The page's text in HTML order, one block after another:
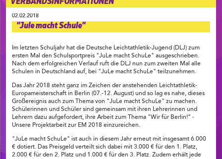
02.02.2018
"Jule macht Schule"
Im letzten Schuljahr hat die Deutsche Leichtathletik-Jugend (DLJ) zum
ersten Mal den Schulsportpreis "JuLe macht SchuLe" ausgeschrieben.
Nach dem erfolgreichen Verlauf ruft die DLJ nun zum zweiten Mal alle
Schulen in Deutschland auf, bei "JuLe macht SchuLe" teilzunehmen.
Das Jahr 2018 steht ganz im Zeichen der anstehenden Leichtathletik-
Europameisterschaft in Berlin (07.-12. August) und so lag es nahe, dieses
Großereignis auch zum Thema von "JuLe macht SchuLe" zu machen.
Schülerinnen und Schüler sind gemeinsam mit ihren Lehrerinnen und
Lehrern dazu aufgefordert, ihre Arbeit zum Thema "Wir für Berlin!“ -
Unsere Projektarbeit zur EM 2018 einzureichen.
"JuLe macht SchuLe" ist auch in diesem Jahr erneut mit insgesamt 6.000
€ dotiert. Das Preisgeld verteilt sich dabei mit 3.000 € für den 1. Platz,
2.000 € für den 2. Platz und 1.000 € für den 3. Platz. Zudem erhält jede